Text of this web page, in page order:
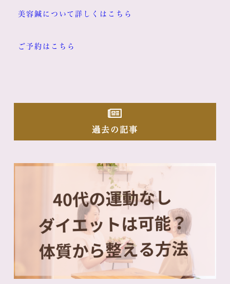
美容鍼について詳しくはこちら
ご予約はこちら
過去の記事